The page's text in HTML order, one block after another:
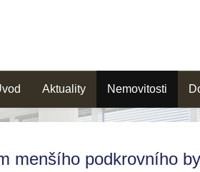
Aktuality Nemovitosti
menšího podkrovního